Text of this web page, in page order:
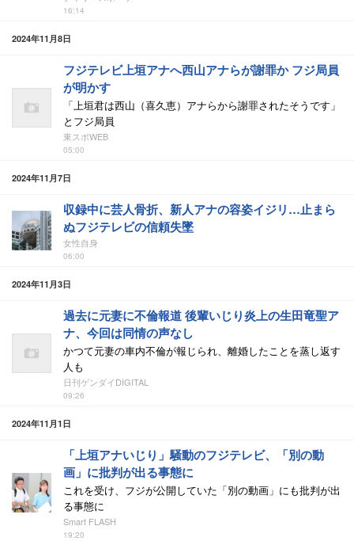
16:14
2024年11月8日
フジテレビ上垣アナへ西山アナらが謝罪か フジ局員
が明かす
「上垣君は西山（喜久恵）アナらから謝罪されたそうです」
とフジ局員
東スポWEB
05:00
2024年11月7日
収録中に芸人骨折、新人アナの容姿イジリ…止まら
ぬフジテレビの信頼失墜
女性自身
06:00
2024年11月3日
過去に元妻に不倫報道 後輩いじり炎上の生田竜聖ア
ナ、今回は同情の声なし
かつて元妻の車内不倫が報じられ、離婚したことを蒸し返す
人も
日刊ゲンダイDIGITAL
09:26
2024年11月1日
「上垣アナいじり」騒動のフジテレビ、「別の動
画」に批判が出る事態に
これを受け、フジが公開していた「別の動画」にも批判が出
る事態に
Smart FLASH
19:20